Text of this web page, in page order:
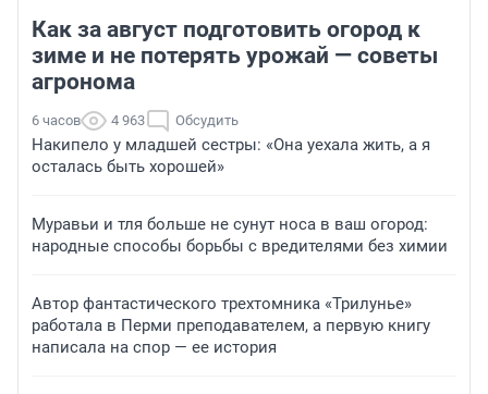
Как за август подготовить огород к
зиме и не потерять урожай — советы
агронома
6 часов 4 963 Обсудить
Накипело у младшей сестры: «Она уехала жить, а я
осталась быть хорошей»
Муравьи и тля больше не сунут носа в ваш огород:
народные способы борьбы с вредителями без химии
Автор фантастического трехтомника «Трилунье»
работала в Перми преподавателем, а первую книгу
написала на спор — ее история